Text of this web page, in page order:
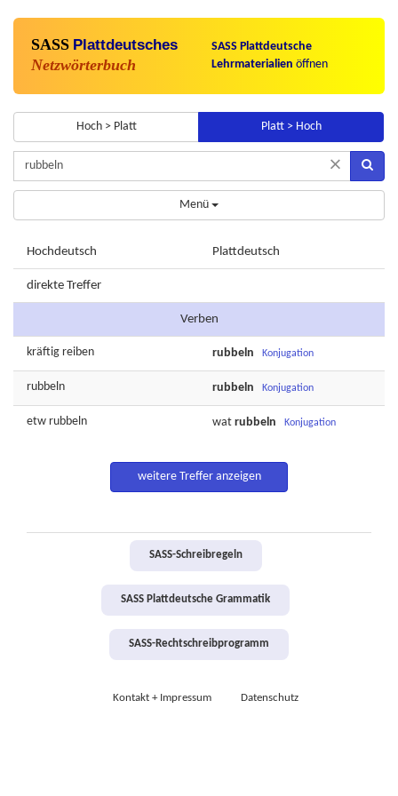
SASS Plattdeutsches
Netzwörterbuch
SASS Plattdeutsche
Lehrmaterialien öffnen
Hoch > Platt Platt > Hoch
×
Menü
Hochdeutsch Plattdeutsch
direkte Treffer
Verben
kräftig reiben rubbeln Konjugation
rubbeln rubbeln Konjugation
etw rubbeln wat rubbeln Konjugation
weitere Treffer anzeigen
SASS-Schreibregeln
SASS Plattdeutsche Grammatik
SASS-Rechtschreibprogramm
Kontakt + Impressum Datenschutz